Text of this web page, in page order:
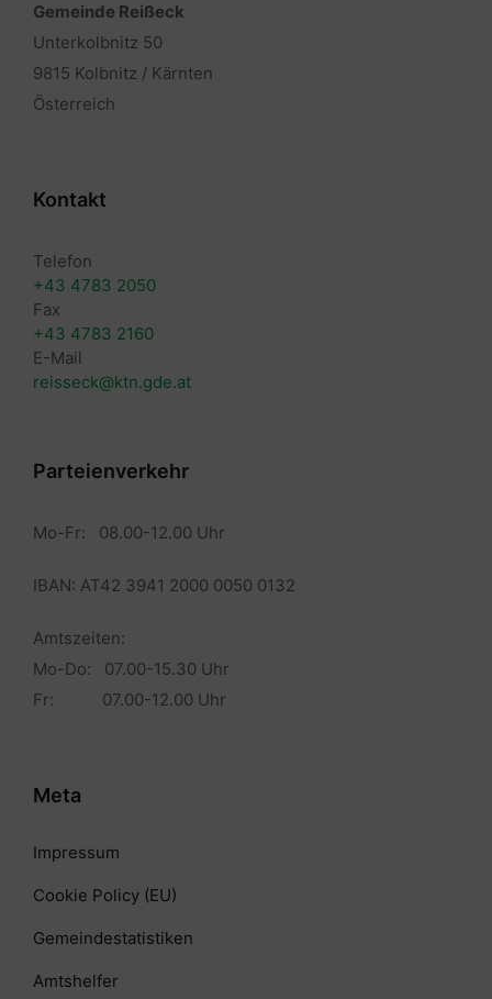
Gemeinde Reißeck
Unterkolbnitz 50
9815 Kolbnitz / Kärnten
Österreich
Kontakt
Telefon
+43 4783 2050
Fax
+43 4783 2160
E-Mail
reisseck@ktn.gde.at
Parteienverkehr
Mo-Fr: 08.00-12.00 Uhr
IBAN: AT42 3941 2000 0050 0132
Amtszeiten:
Mo-Do: 07.00-15.30 Uhr
Fr: 07.00-12.00 Uhr
Meta
Impressum
Cookie Policy (EU)
Gemeindestatistiken
Amtshelfer